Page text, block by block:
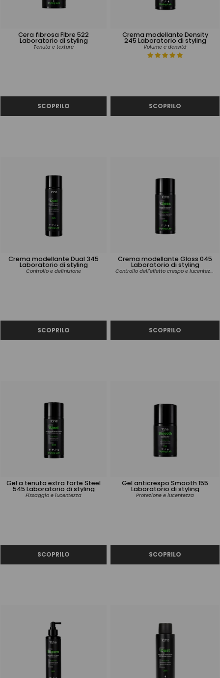
Cera fibrosa FIbre 522
Laboratorio di styling
Tenuta e texture
Crema modellante Density
245 Laboratorio di styling
Volume e densità
Crema modellante Dual 345
Laboratorio di styling
Controllo e definizione
Crema modellante Gloss 045
Laboratorio di styling
Controllo dell'effetto crespo e lucentezza
Gel a tenuta extra forte Steel
545 Laboratorio di styling
Fissaggio e lucentezza
Gel anticrespo Smooth 155
Laboratorio di styling
Protezione e lucentezza